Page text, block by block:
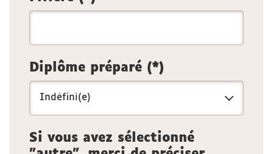
Diplôme préparé (*)
Si vous avez sélectionné